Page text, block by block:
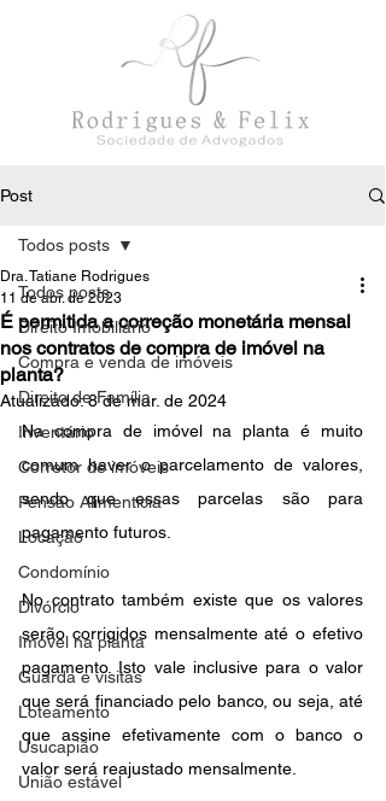
Post
Todos posts
Direito Imobiliário
Compra e venda de imóveis
Direito de Família
Inventário
Corretor de imóveis
Pensão Alimentícia
Locação
Condomínio
Divórcio
Imóvel na planta
Guarda e visitas
Loteamento
Usucapião
União estável
Todos posts
É permitida a correção monetária mensal
nos contratos de compra de imóvel na
planta?
Dra. Tatiane Rodrigues
11 de abr. de 2023
Atualizado:8 de mar. de 2024
Na compra de imóvel na planta é muito
comum haver o parcelamento de valores,
sendo que essas parcelas são para
pagamento futuros.
No contrato também existe que os valores
serão corrigidos mensalmente até o efetivo
pagamento. Isto vale inclusive para o valor
que será financiado pelo banco, ou seja, até
que assine efetivamente com o banco o
valor será reajustado mensalmente.